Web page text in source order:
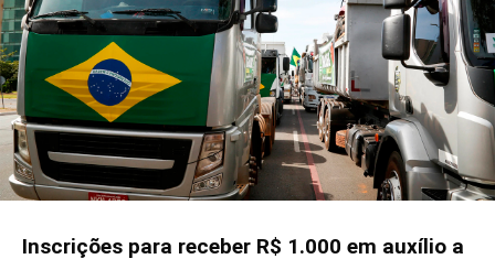
Inscrições para receber R$ 1.000 em auxílio a